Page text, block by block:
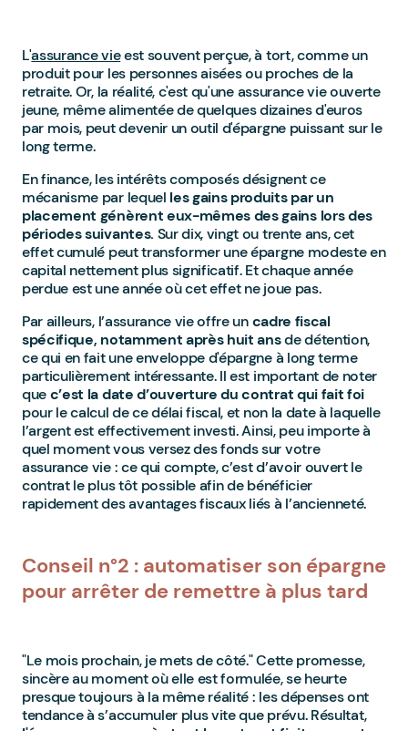
L'assurance vieest souvent perçue, à tort, comme un
produit pour les personnes aisées ou proches de la
retraite. Or, la réalité, c'est qu'une assurance vie ouverte
jeune, même alimentée de quelques dizaines d'euros
par mois, peut devenir un outil d'épargne puissant sur le
long terme.
En finance, les intérêts composés désignent ce
mécanisme par lequel les gains produits par un
placement génèrent eux-mêmes des gains lors des
périodes suivantes. Sur dix, vingt ou trente ans, cet
effet cumulé peut transformer une épargne modeste en
capital nettement plus significatif. Et chaque année
perdue est une année où cet effet ne joue pas.
Par ailleurs, l’assurance vie offre uncadre fiscal
spécifique, notamment après huit ansde détention,
ce qui en fait une enveloppe d'épargne à long terme
particulièrement intéressante. Il est important de noter
quec’est la date d’ouverture du contrat qui fait foi
pour le calcul de ce délai fiscal, et non la date à laquelle
l’argent est effectivement investi. Ainsi, peu importe à
quel moment vous versez des fonds sur votre
assurance vie : ce qui compte, c’est d’avoir ouvert le
contrat le plus tôt possible afin de bénéficier
rapidement des avantages fiscaux liés à l’ancienneté.
Conseil n°2 : automatiser son épargne
pour arrêter de remettre à plus tard
"Le mois prochain, je mets de côté." Cette promesse,
sincère au moment où elle est formulée, se heurte
presque toujours à la même réalité : les dépenses ont
tendance à s’accumuler plus vite que prévu. Résultat,